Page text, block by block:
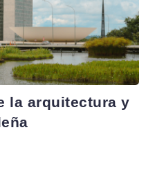
la arquitectura y